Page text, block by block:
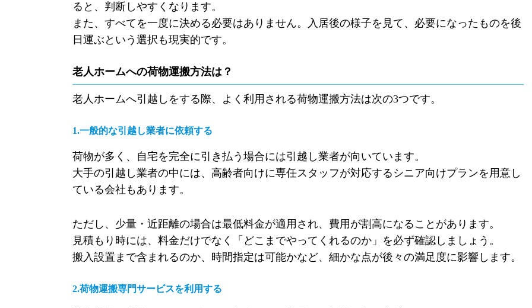
ると、判断しやすくなります。
また、すべてを一度に決める必要はありません。入居後の様子を見て、必要になったものを後
日運ぶという選択も現実的です。
老人ホームへの荷物運搬方法は？
老人ホームへ引越しをする際、よく利用される荷物運搬方法は次の3つです。
1.一般的な引越し業者に依頼する
荷物が多く、自宅を完全に引き払う場合には引越し業者が向いています。
大手の引越し業者の中には、高齢者向けに専任スタッフが対応するシニア向けプランを用意し
ている会社もあります。
ただし、少量・近距離の場合は最低料金が適用され、費用が割高になることがあります。
見積もり時には、料金だけでなく「どこまでやってくれるのか」を必ず確認しましょう。
搬入設置まで含まれるのか、時間指定は可能かなど、細かな点が後々の満足度に影響します。
2.荷物運搬専門サービスを利用する